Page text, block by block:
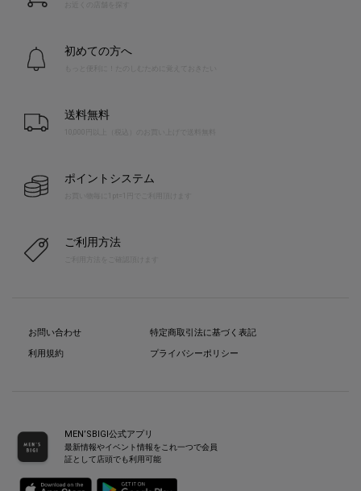
お近くの店舗を探す
初めての方へ
送料無料
10,000円以上（税込）のお買い上げで送料無料
ポイントシステム
お買い物毎に1pt=1円でご利用頂けます
ご利用方法
お問い合わせ
利用規約
特定商取引法に基づく表記
プライバシーポリシー
MEN’SBIGI公式アプリ
最新情報やイベント情報をこれ一つで会員
証として店頭でも利用可能